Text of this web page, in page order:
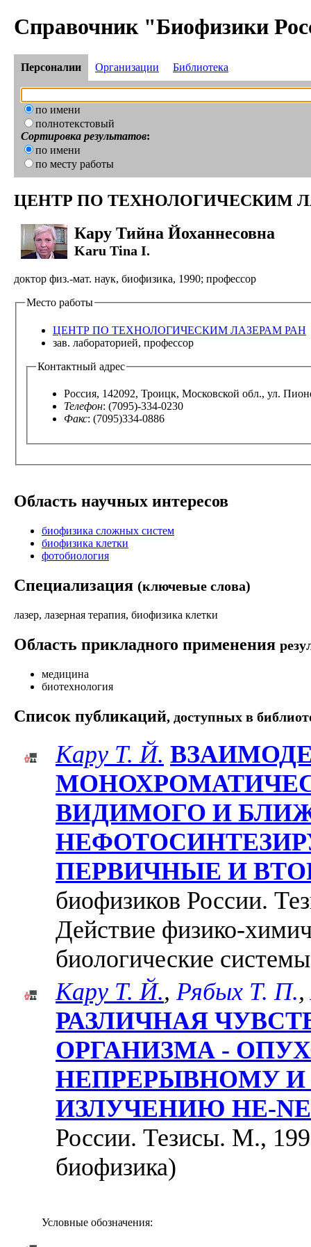
Справочник "Биофизики
Персоналии Организации Библиотека
по имени
полнотекстовый
Сортировка результатов:
по имени
по месту работы
ЦЕНТР ПО ТЕХНОЛОГИЧЕСКИМ
Кару Тийна Йоханнесовна
Karu Tina I.
доктор физ.-мат. наук, биофизика, 1990; профессор
Место работы
ЦЕНТР ПО ТЕХНОЛОГИЧЕСКИМ ЛАЗЕРАМ РАН
зав. лабораторией, профессор
Контактный адрес
Россия, 142092, Троицк, Московской обл., ул.
Телефон: (7095)-334-0230
Факс: (7095)334-0886
Область научных интересов
биофизика сложных систем
биофизика клетки
фотобиология
Специализация (ключевые слова)
лазер, лазерная терапия, биофизика клетки
Область прикладного применения
медицина
биотехнология
Список публикаций, доступных в
Кару Т. Й.
ВИДИМОГО И
ПЕРВИЧНЫЕ И
биофизиков России.
Действие физико-
биологические
Кару Т. Й., Рябых Т. П.,
РАЗЛИЧНАЯ
ОРГАНИЗМА -
НЕПРЕРЫВНОМУ
ИЗЛУЧЕНИЮ НЕ-NЕ
России. Тезисы. М.,
биофизика)
Условные обозначения: